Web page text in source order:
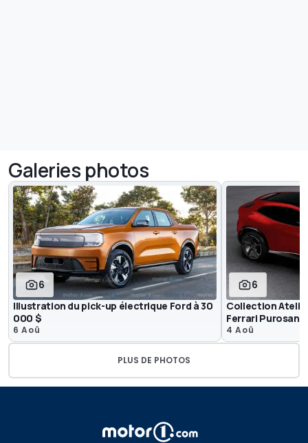
Galeries photos
6
Illustration du pick-up électrique Ford à 30
000 $
6 Aoû
6
Collection
Ferrari
4 Aoû
PLUS DE PHOTOS